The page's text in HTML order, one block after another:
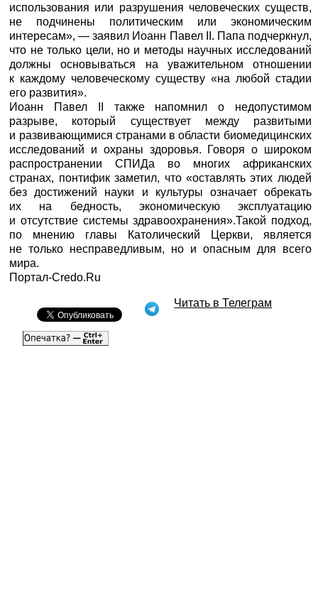
использования или разрушения человеческих существ,
не подчинены политическим или экономическим
интересам», — заявил Иоанн Павел II. Папа подчеркнул,
что не только цели, но и методы научных исследований
должны основываться на уважительном отношении
к каждому человеческому существу «на любой стадии
его развития».
Иоанн Павел II также напомнил о недопустимом
разрыве, который существует между развитыми
и развивающимися странами в области биомедицинских
исследований и охраны здоровья. Говоря о широком
распространении СПИДа во многих африканских
странах, понтифик заметил, что «оставлять этих людей
без достижений науки и культуры означает обрекать
их на бедность, экономическую эксплуатацию
и отсутствие системы здравоохранения».Такой подход,
по мнению главы Католический Церкви, является
не только несправедливым, но и опасным для всего
мира.
Портал-Credo.Ru
Читать в Телеграм